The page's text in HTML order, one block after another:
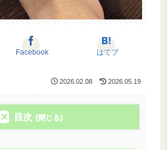
Facebook はてブ
2026.02.08 2026.05.19
目次